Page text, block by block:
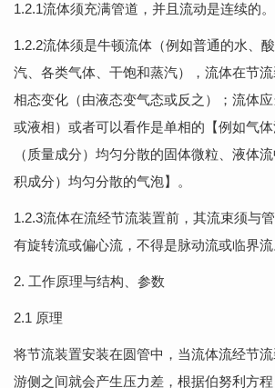
1.2.1流体须充满管道，并且流动是连续的。
1.2.2流体须是牛顿流体（例如普通的水、
汽、各类气体、干饱和蒸汽），流体在节
相态变化（由液态变气态或反之）；流体
或液相）或者可以看作是单相的【例如气
（质量成分）均匀分散的固体微粒、液体
积成分）均匀分散的气泡】。
1.2.3流体在流经节流装置前，其流束须与
有旋转流或偏心流，不得是脉动流或临界流
2. 工作原理与结构、参数
2.1 原理
将节流装置安装在圆管中，当流体流经节
游侧之间就会产生压力差，根据伯努利方